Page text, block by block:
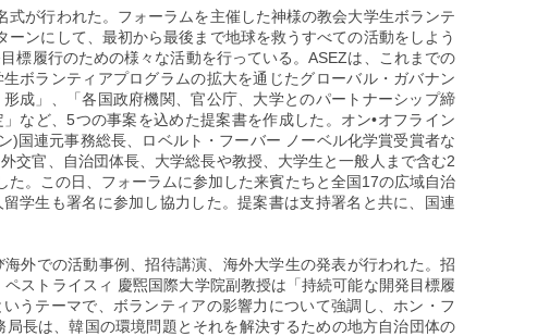
式が行われた。フォーラムを主催した神様の教会大学生ボランテ
ーンにして、最初から最後まで地球を救うすべての活動をしよう
標履行のための様々な活動を行っている。ASEZは、これまでの
ボランティアプログラムの拡大を通じたグローバル・ガバナン
成」、「各国政府機関、官公庁、大学とのパートナーシップ締
など、5つの事案を込めた提案書を作成した。オン•オフライン
)国連元事務総長、ロベルト・フーバー ノーベル化学賞受賞者な
交官、自治団体長、大学総長や教授、大学生と一般人まで含む2
た。この日、フォーラムに参加した来賓たちと全国17の広域自治
学生も署名に参加し協力した。提案書は支持署名と共に、国連
外での活動事例、招待講演、海外大学生の発表が行われた。招
ストライスィ 慶煕国際大学院副教授は「持続可能な開発目標履
うテーマで、ボランティアの影響力について強調し、ホン・フ
局長は、韓国の環境問題とそれを解決するための地方自治団体の